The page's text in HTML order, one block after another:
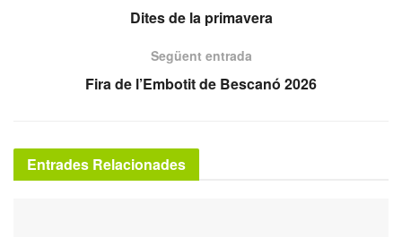
Dites de la primavera
Següent entrada
Fira de l’Embotit de Bescanó 2026
Entrades Relacionades